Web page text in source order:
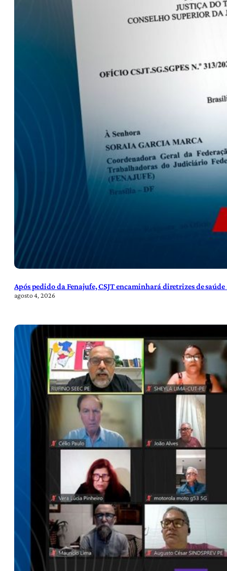
Após pedido da Fenajufe, CSJT encaminhará diretrizes de
agosto 4, 2026